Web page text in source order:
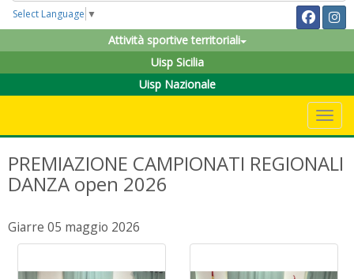
Select Language ▼
Attività sportive territoriali
Uisp Sicilia
Uisp Nazionale
PREMIAZIONE CAMPIONATI REGIONALI
DANZA open 2026
Giarre 05 maggio 2026